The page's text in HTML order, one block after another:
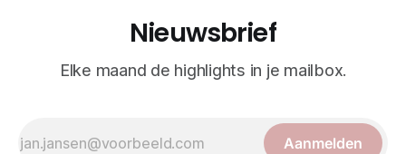
Nieuwsbrief
Elke maand de highlights in je mailbox.
Aanmelden